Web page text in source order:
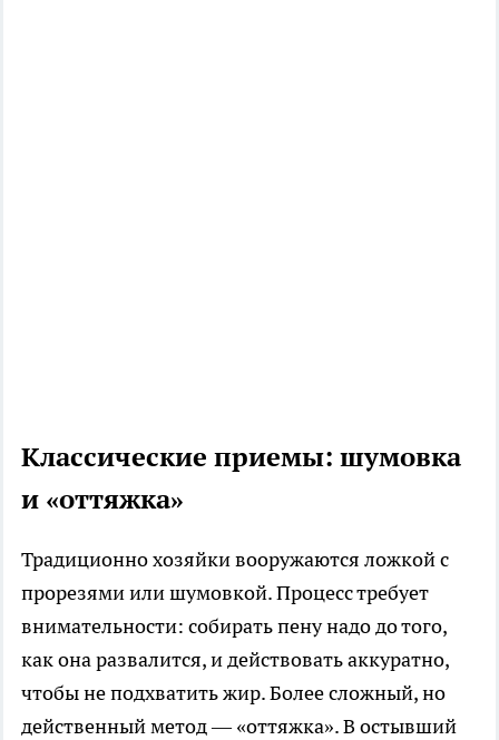
Классические приемы: шумовка
и «оттяжка»
Традиционно хозяйки вооружаются ложкой с
прорезями или шумовкой. Процесс требует
внимательности: собирать пену надо до того,
как она развалится, и действовать аккуратно,
чтобы не подхватить жир. Более сложный, но
действенный метод — «оттяжка». В остывший